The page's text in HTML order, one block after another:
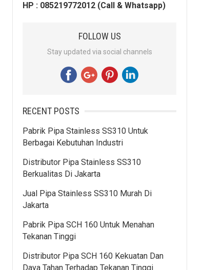
HP : 085219772012 (Call & Whatsapp)
FOLLOW US
Stay updated via social channels
RECENT POSTS
Pabrik Pipa Stainless SS310 Untuk
Berbagai Kebutuhan Industri
Distributor Pipa Stainless SS310
Berkualitas Di Jakarta
Jual Pipa Stainless SS310 Murah Di
Jakarta
Pabrik Pipa SCH 160 Untuk Menahan
Tekanan Tinggi
Distributor Pipa SCH 160 Kekuatan Dan
Daya Tahan Terhadap Tekanan Tinggi